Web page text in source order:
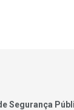
Segurança